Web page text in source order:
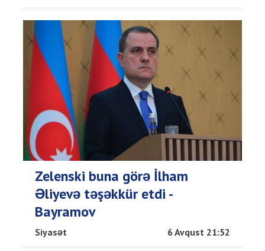
Zelenski buna görə İlham
Əliyevə təşəkkür etdi -
Bayramov
Siyasət 6 Avqust 21:52